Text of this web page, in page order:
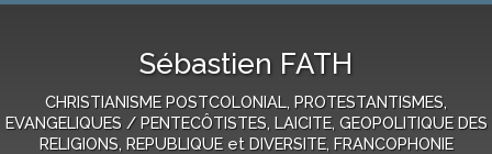
Sébastien FATH
CHRISTIANISME POSTCOLONIAL, PROTESTANTISMES,
EVANGELIQUES / PENTECÔTISTES, LAICITE, GEOPOLITIQUE DES
RELIGIONS, REPUBLIQUE et DIVERSITE, FRANCOPHONIE